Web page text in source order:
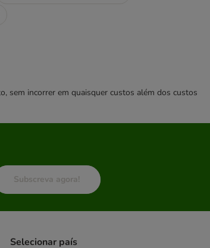
sem incorrer em quaisquer custos além dos custos
Subscreva agora!
Selecionar país